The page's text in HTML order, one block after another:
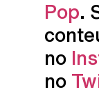
Pop.
no
no